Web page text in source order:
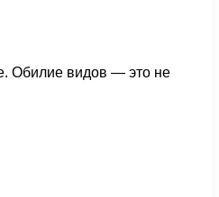
Обилие видов — это не